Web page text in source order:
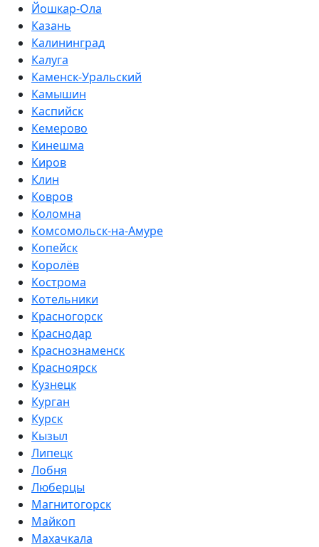
Йошкар-Ола
Казань
Калининград
Калуга
Каменск-Уральский
Камышин
Каспийск
Кемерово
Кинешма
Киров
Клин
Ковров
Коломна
Комсомольск-на-Амуре
Копейск
Королёв
Кострома
Котельники
Красногорск
Краснодар
Краснознаменск
Красноярск
Кузнецк
Курган
Курск
Кызыл
Липецк
Лобня
Люберцы
Магнитогорск
Майкоп
Махачкала